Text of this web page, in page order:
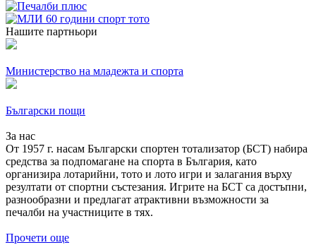
Нашите партньори
Министерство на младежта и спорта
Български пощи
За нас
От 1957 г. насам Български спортен тотализатор (БСТ) набира
средства за подпомагане на спорта в България, като
организира лотарийни, тото и лото игри и залагания върху
резултати от спортни състезания. Игрите на БСТ са достъпни,
разнообразни и предлагат атрактивни възможности за
печалби на участниците в тях.
Прочети още